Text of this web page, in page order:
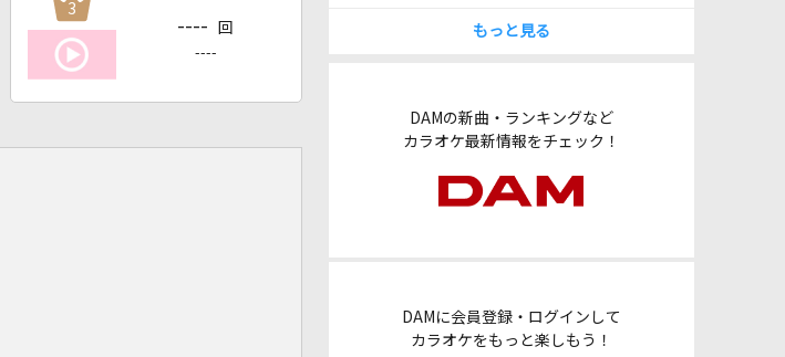
もっと見る
DAMの新曲・ランキングなど
カラオケ最新情報をチェック！
DAMに会員登録・ログインして
カラオケをもっと楽しもう！
3
---- 回
----